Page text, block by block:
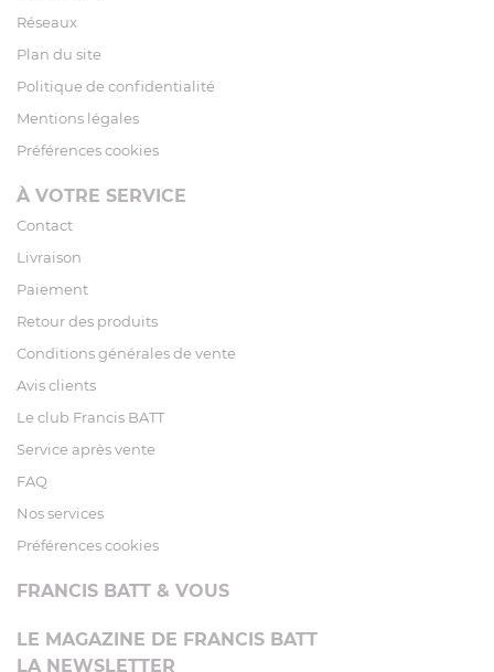
Réseaux
Plan du site
Politique de confidentialité
Mentions légales
Préférences cookies
À VOTRE SERVICE
Contact
Livraison
Paiement
Retour des produits
Conditions générales de vente
Avis clients
Le club Francis BATT
Service après vente
FAQ
Nos services
Préférences cookies
FRANCIS BATT & VOUS
LE MAGAZINE DE FRANCIS BATT
LA NEWSLETTER